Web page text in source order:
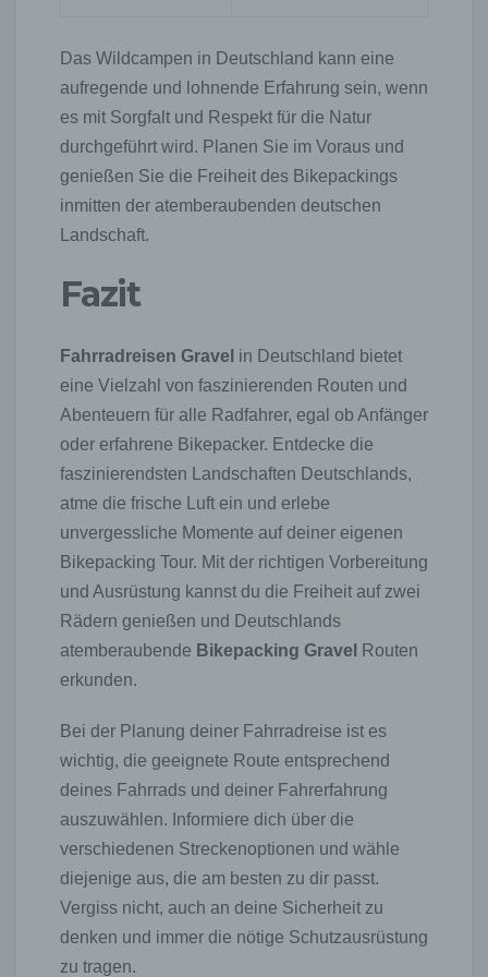
Das Wildcampen in Deutschland kann eine
aufregende und lohnende Erfahrung sein, wenn
es mit Sorgfalt und Respekt für die Natur
durchgeführt wird. Planen Sie im Voraus und
genießen Sie die Freiheit des Bikepackings
inmitten der atemberaubenden deutschen
Landschaft.
Fazit
Fahrradreisen Gravel in Deutschland bietet
eine Vielzahl von faszinierenden Routen und
Abenteuern für alle Radfahrer, egal ob Anfänger
oder erfahrene Bikepacker. Entdecke die
faszinierendsten Landschaften Deutschlands,
atme die frische Luft ein und erlebe
unvergessliche Momente auf deiner eigenen
Bikepacking Tour. Mit der richtigen Vorbereitung
und Ausrüstung kannst du die Freiheit auf zwei
Rädern genießen und Deutschlands
atemberaubende Bikepacking Gravel
Routen
erkunden.
Bei der Planung deiner Fahrradreise ist es
wichtig, die geeignete Route entsprechend
deines Fahrrads und deiner Fahrerfahrung
auszuwählen. Informiere dich über die
verschiedenen Streckenoptionen und wähle
diejenige aus, die am besten zu dir passt.
Vergiss nicht, auch an deine Sicherheit zu
denken und immer die nötige Schutzausrüstung
zu tragen.
personenbezogenen Daten jederzeit abzuändern
oder vollständig aus dem Datenbestand des für die
Verarbeitung Verantwortlichen löschen zu lassen.
Der für die Verarbeitung Verantwortliche erteilt jeder
betroffenen Person jederzeit auf Anfrage Auskunft
darüber, welche personenbezogenen Daten über
die betroffene Person gespeichert sind. Ferner
berichtigt oder löscht der für die Verarbeitung
Verantwortliche personenbezogene Daten auf
soweit dem keine gesetzlichen
Aufbewahrungspflichten entgegenstehen. Die
Verantwortlichen stehen der betroffenen Person in
Verfügung.
Kontaktmöglichkeit über die Internetseite
Vorschriften Angaben, die eine schnelle
elektronische Kontaktaufnahme zu unserem
Unternehmen sowie eine unmittelbare
eine allgemeine Adresse der sogenannten
elektronischen Post (E-Mail-Adresse) umfasst.
Sofern eine betroffene Person per E-Mail oder über
ein Kontaktformular den Kontakt mit dem für die
Verarbeitung Verantwortlichen aufnimmt, werden
die von der betroffenen Person übermittelten
gespeichert. Solche auf freiwilliger Basis von einer
betroffenen Person an den für die Verarbeitung
Verantwortlichen übermittelten personenbezogenen
Daten werden für Zwecke der Bearbeitung oder der
Kontaktaufnahme zur betroffenen Person
personenbezogenen Daten an Dritte.
Kommentarfunktion im Blog auf der Internetseite
der Internetseite des für die Verarbeitung
Verantwortlichen befindet, die Möglichkeit,